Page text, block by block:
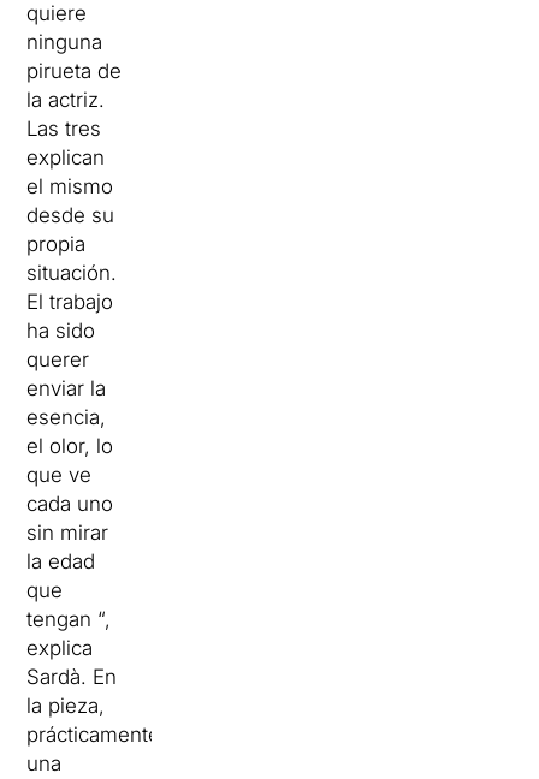
quiere
ninguna
pirueta de
la actriz.
Las tres
explican
el mismo
desde su
propia
situación.
El trabajo
ha sido
querer
enviar la
esencia,
el olor, lo
que ve
cada uno
sin mirar
la edad
que
tengan “,
explica
Sardà. En
la pieza,
prácticamente
una